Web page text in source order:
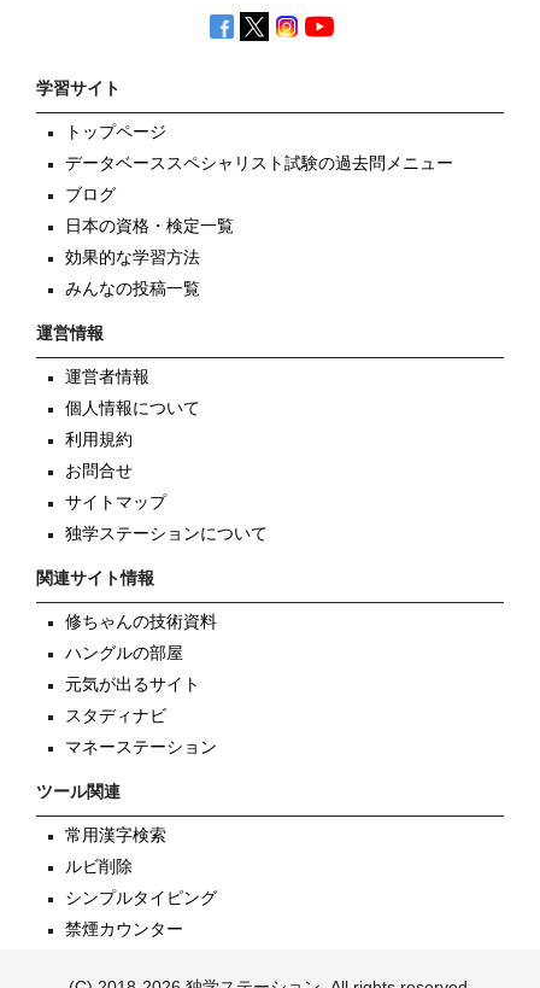
学習サイト
トップページ
データベーススペシャリスト試験の過去問メニュー
ブログ
日本の資格・検定一覧
効果的な学習方法
みんなの投稿一覧
運営情報
運営者情報
個人情報について
利用規約
お問合せ
サイトマップ
独学ステーションについて
関連サイト情報
修ちゃんの技術資料
ハングルの部屋
元気が出るサイト
スタディナビ
マネーステーション
ツール関連
常用漢字検索
ルビ削除
シンプルタイピング
禁煙カウンター